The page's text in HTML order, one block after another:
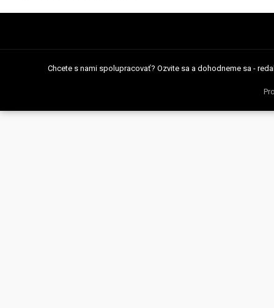
Chcete s nami spolupracovať? Ozvite sa a dohodneme sa -